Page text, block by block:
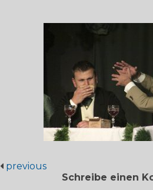
previous
Schreibe einen